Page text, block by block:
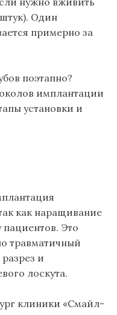
Один
примерно за
поэтапно?
имплантации
установки и
как наращивание
пациентов. Это
травматичный
и
лоскута.
клиники «Смайл-